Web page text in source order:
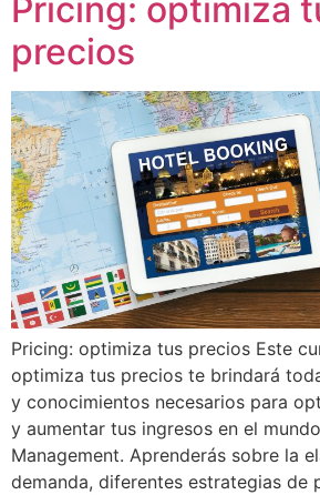
Pricing: optimiza
precios
Pricing: optimiza tus precios Este
optimiza tus precios te brindará
y conocimientos necesarios para
y aumentar tus ingresos en el
Management. Aprenderás sobre la
demanda, diferentes estrategias de